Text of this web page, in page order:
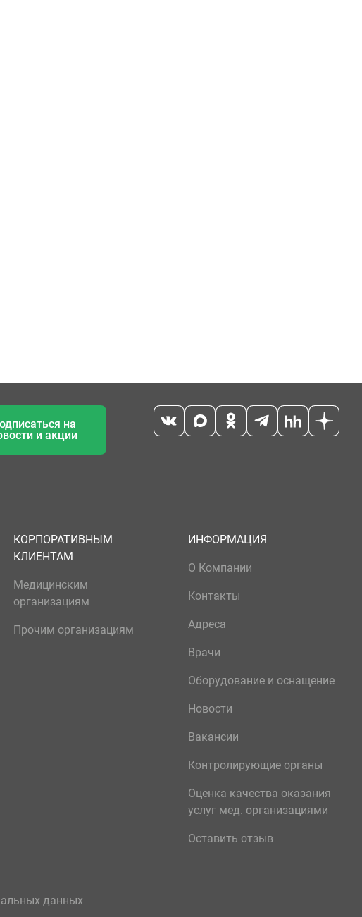
на
и акции
КОРПОРАТИВНЫМ
КЛИЕНТАМ
Медицинским
организациям
Прочим организациям
ИНФОРМАЦИЯ
О Компании
Контакты
Адреса
Врачи
Оборудование и оснащение
Новости
Вакансии
Контролирующие органы
Оценка качества оказания
услуг мед. организациями
Оставить отзыв
данных